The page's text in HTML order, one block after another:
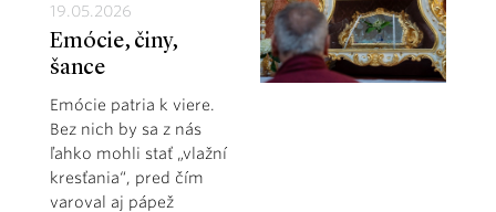
19.05.2026
Emócie, činy,
šance
Emócie patria k viere.
Bez nich by sa z nás
ľahko mohli stať „vlažní
kresťania“, pred čím
varoval aj pápež